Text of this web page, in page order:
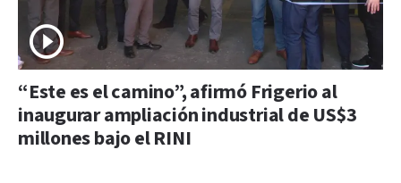
“Este es el camino”, afirmó Frigerio al
inaugurar ampliación industrial de US$3
millones bajo el RINI